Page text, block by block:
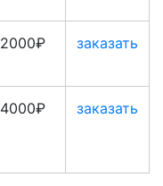
2000₽ заказать
4000₽ заказать